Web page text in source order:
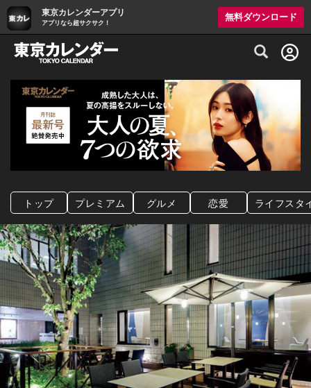
東京カレンダーアプリ
アプリなら超サクサク！
無料ダウンロード
グルメ情報・プレミアムレストラン予約
トップ プレミアム グルメ 恋愛 ライフスタ